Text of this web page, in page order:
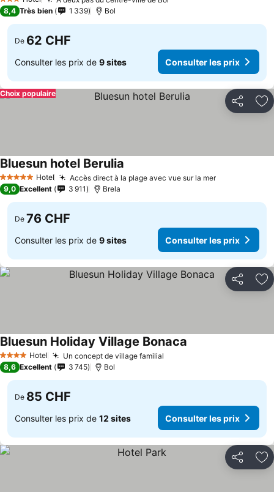
3 Étoiles
8,4 Très bien 1 339 Bol
De 62 CHF
Consulter les prix de 9 sites Consulter les prix
Partager
Choix populaire
5 Étoiles Hotel Accès direct à la plage avec vue sur la mer
Bluesun hotel Berulia
9,0 Excellent 3 911 Brela
De 76 CHF
Consulter les prix de 9 sites Consulter les prix
Partager
4 Étoiles Hotel Un concept de village familial
Bluesun Holiday Village Bonaca
8,6 Excellent 3 745 Bol
De 85 CHF
Consulter les prix de 12 sites Consulter les prix
Partager